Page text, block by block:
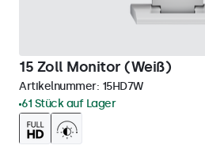
15 Zoll Monitor (Weiß)
Artikelnummer: 15HD7W
61 Stück auf Lager